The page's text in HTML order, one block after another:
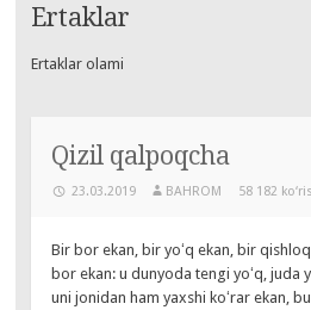
СОДЕРЖАНИЮ
Ertaklar
Ertaklar olami
Qizil qalpoqcha
23.03.2019 BAHROM 58 182
Bir bor ekan, bir yoʻq ekan, bir
bor ekan: u dunyoda tengi yoʻq, juda
uni jonidan ham yaxshi koʻrar ekan,